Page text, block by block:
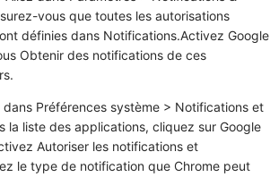
vous que toutes les autorisations
définies dans Notifications.Activez Google
Obtenir des notifications de ces
.
dans Préférences système > Notifications et
la liste des applications, cliquez sur Google
Autoriser les notifications et
le type de notification que Chrome peut